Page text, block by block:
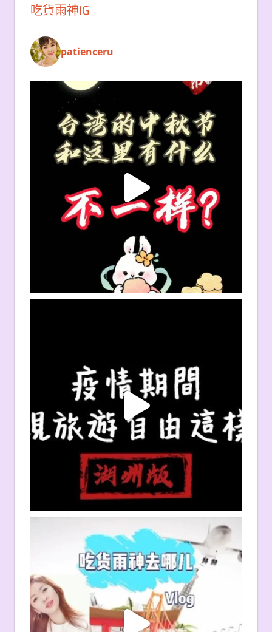
吃貨雨神IG
patienceru